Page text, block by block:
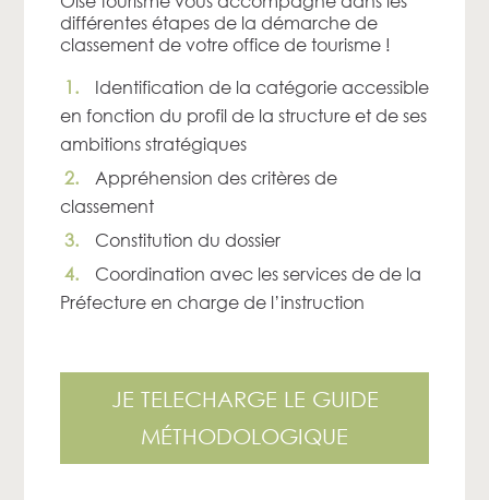
différentes étapes de la démarche de
classement de votre office de tourisme !
Identification de la catégorie accessible
en fonction du profil de la structure et de ses
ambitions stratégiques
Appréhension des critères de
classement
Constitution du dossier
Coordination avec les services de de la
Préfecture en charge de l’instruction
JE TELECHARGE LE GUIDE
MÉTHODOLOGIQUE